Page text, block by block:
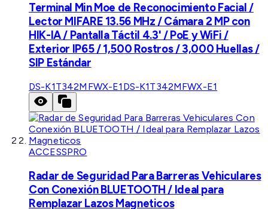
Terminal Min Moe de Reconocimiento Facial /
Lector MIFARE 13.56 MHz / Cámara 2 MP con
HIK-IA / Pantalla Táctil 4.3' / PoE y WiFi /
Exterior IP65 / 1,500 Rostros / 3,000 Huellas /
SIP Estándar
DS-K1T342MFWX-E1 DS-K1T342MFWX-E1
ACCESSPRO
Radar de Seguridad Para Barreras Vehiculares
Con Conexión BLUETOOTH / Ideal para
Remplazar Lazos Magneticos